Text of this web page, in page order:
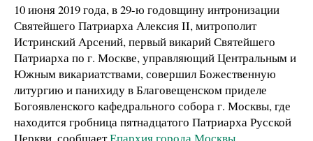
10 июня 2019 года, в 29-ю годовщину интронизации
Святейшего Патриарха Алексия II, митрополит
Истринский Арсений, первый викарий Святейшего
Патриарха по г. Москве, управляющий Центральным и
Южным викариатствами, совершил Божественную
литургию и панихиду в Благовещенском приделе
Богоявленского кафедрального собора г. Москвы, где
находится гробница пятнадцатого Патриарха Русской